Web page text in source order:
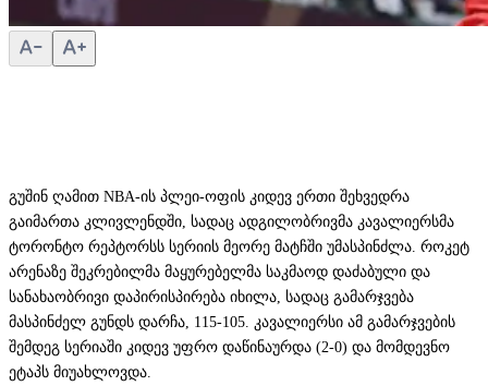
გუშინ ღამით NBA-ის პლეი-ოფის კიდევ ერთი შეხვედრა
გაიმართა კლივლენდში, სადაც ადგილობრივმა კავალიერსმა
ტორონტო რეპტორსს სერიის მეორე მატჩში უმასპინძლა. როკეტ
არენაზე შეკრებილმა მაყურებელმა საკმაოდ დაძაბული და
სანახაობრივი დაპირისპირება იხილა, სადაც გამარჯვება
მასპინძელ გუნდს დარჩა, 115-105. კავალიერსი ამ გამარჯვების
შემდეგ სერიაში კიდევ უფრო დაწინაურდა (2-0) და მომდევნო
ეტაპს მიუახლოვდა.